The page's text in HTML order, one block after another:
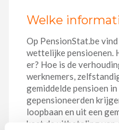
Welke
Op PensionStat.be
wettelijke pensioenen.
er? Hoe is de
werknemers,
gemiddelde pensioen
gepensioneerden
loopbaan en uit een
kost de uitbetaling van